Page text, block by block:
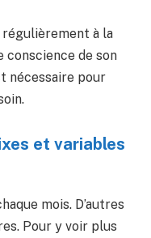
à la
de son
nécessaire pour
et variables
mois. D’autres
Pour y voir plus